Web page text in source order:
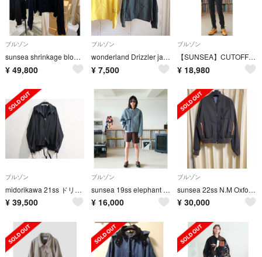
ブルゾン
sunsea shrinkage blouson size3
¥ 49,800
ブルゾン
wonderland Drizzler jacket
¥ 7,500
ブルゾン
【SUNSEA】CUTOFF CRUSTY blouson 17ss white
¥ 18,980
ブルゾン
midorikawa 21ss ドリズラー シャツ ジャケット
¥ 39,500
ブルゾン
sunsea 19ss elephant blouson
¥ 16,000
ブルゾン
sunsea 22ss N.M Oxford w/耳 MA-1 タグ有
¥ 30,000